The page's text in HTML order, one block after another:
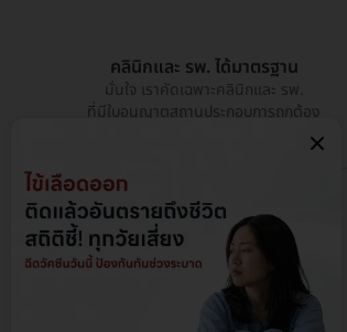
คลินิกและ รพ. ได้มาตรฐาน
มั่นใจ เราคัดเฉพาะคลินิกและ รพ.
ที่มีใบอนุญาตสถานประกอบการถูกต้อง